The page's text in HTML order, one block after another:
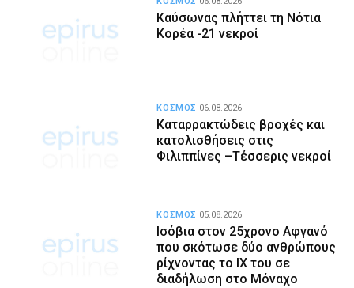
Καύσωνας πλήττει τη Νότια
Κορέα -21 νεκροί
Καταρρακτώδεις βροχές και
κατολισθήσεις στις
Φιλιππίνες –Τέσσερις νεκροί
ΚΟΣΜΟΣ 06.08.2026
Ισόβια στον 25χρονο Αφγανό
που σκότωσε δύο ανθρώπους
ρίχνοντας το ΙΧ του σε
διαδήλωση στο Μόναχο
ΚΟΣΜΟΣ 05.08.2026